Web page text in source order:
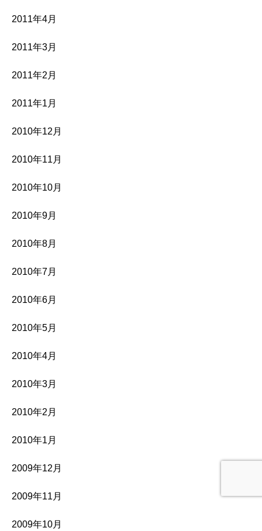
2011年4月
2011年3月
2011年2月
2011年1月
2010年12月
2010年11月
2010年10月
2010年9月
2010年8月
2010年7月
2010年6月
2010年5月
2010年4月
2010年3月
2010年2月
2010年1月
2009年12月
2009年11月
2009年10月